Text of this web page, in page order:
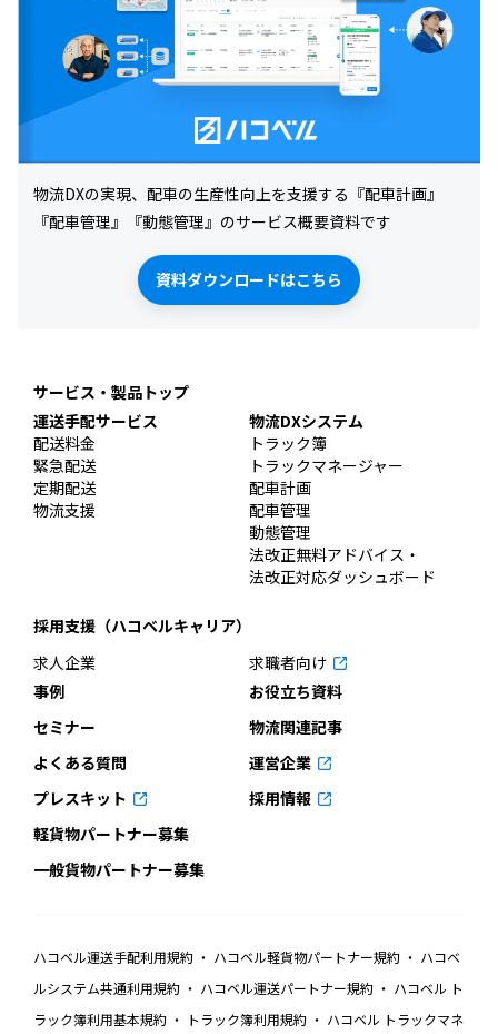
物流DXの実現、配車の生産性向上を支援する『配車計画』
『配車管理』『動態管理』のサービス概要資料です
資料ダウンロードはこちら
サービス・製品トップ
運送手配サービス
配送料金
緊急配送
定期配送
物流支援
物流DXシステム
トラック簿
トラックマネージャー
配車計画
配車管理
動態管理
法改正無料アドバイス・
法改正対応ダッシュボード
採用支援（ハコベルキャリア）
求人企業
求職者向け
事例
お役立ち資料
セミナー
物流関連記事
よくある質問
運営企業
プレスキット
採用情報
軽貨物パートナー募集
一般貨物パートナー募集
ハコベル運送手配利用規約 ハコベル軽貨物パートナー規約
ハコベ
ルシステム共通利用規約
ハコベル運送パートナー規約
ハコベル ト
ラック簿利用基本規約
トラック簿利用規約 ハコベル トラックマネ